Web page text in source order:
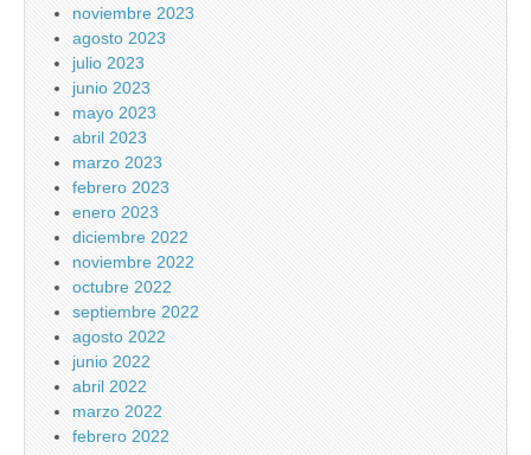
noviembre 2023
agosto 2023
julio 2023
junio 2023
mayo 2023
abril 2023
marzo 2023
febrero 2023
enero 2023
diciembre 2022
noviembre 2022
octubre 2022
septiembre 2022
agosto 2022
junio 2022
abril 2022
marzo 2022
febrero 2022